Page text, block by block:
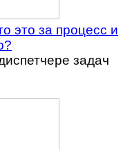
это за процесс и
задач